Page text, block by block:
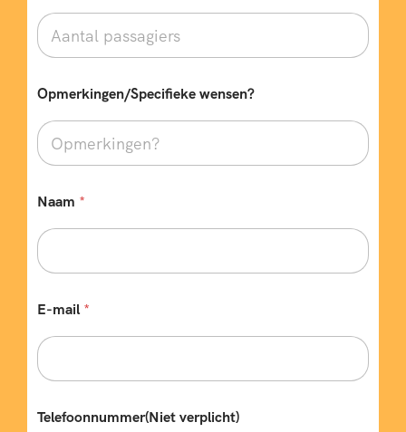
i
j
Opmerkingen/Specifieke wensen?
Naam *
E-mail *
Telefoonnummer(Niet verplicht)